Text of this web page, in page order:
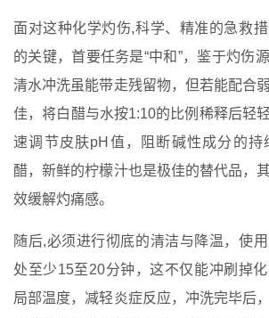
面对这种化学灼伤,科学、精准的急救
的关键，首要任务是“中和”，鉴于灼伤
清水冲洗虽能带走残留物，但若能配合
佳，将白醋与水按1:10的比例稀释后轻
速调节皮肤pH值，阻断碱性成分的持
醋，新鲜的柠檬汁也是极佳的替代品，
效缓解灼痛感。
随后,必须进行彻底的清洁与降温，使
处至少15至20分钟，这不仅能冲刷掉
局部温度，减轻炎症反应，冲洗完毕后